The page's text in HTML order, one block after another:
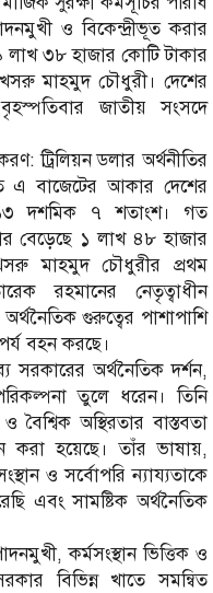
ও বিকেন্দ্রীভূত করার
লাখ ৩৮ হাজার কোটি টাকার
খসরু মাহমুদ চৌধুরী। দেশের
জাতীয় সংসদে
ট্রিলিয়ন ডলার অর্থনীতির
এ বাজেটের আকার দেশের
দশমিক ৭ শতাংশ। গত
বেড়েছে ১ লাখ ৪৮ হাজার
মাহমুদ চৌধুরীর প্রথম
রহমানের নেতৃত্বাধীন
গুরুত্বের পাশাপাশি
বহন করছে।
সরকারের অর্থনৈতিক দর্শন,
তুলে ধরেন। তিনি
অস্থিরতার বাস্তবতা
করা হয়েছে। তাঁর ভাষায়,
ও সর্বোপরি ন্যায্যতাকে
এবং সামষ্টিক অর্থনৈতিক
কর্মসংস্থান ভিত্তিক ও
বিভিন্ন খাতে সমন্বিত